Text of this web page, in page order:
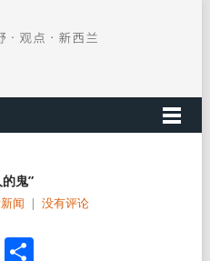
鬼”
闻 | 没有评论
分